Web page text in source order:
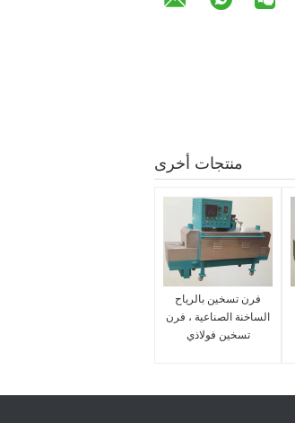
منتجات أخرى
فرن تسخين بالرياح
الساخنة الصناعية ، فرن
تسخين فولاذي